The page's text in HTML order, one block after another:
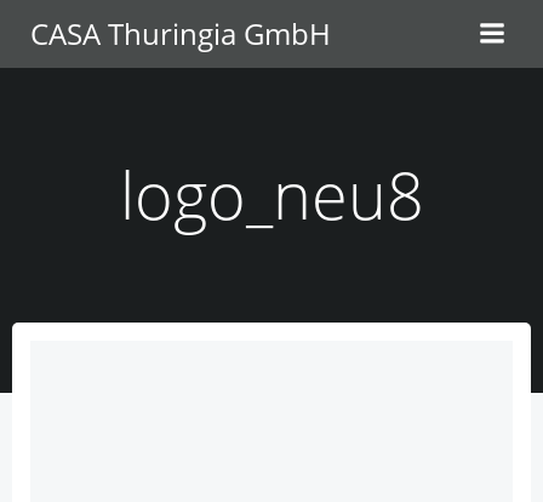
Inhalt
springen
CASA Thuringia GmbH
logo_neu8